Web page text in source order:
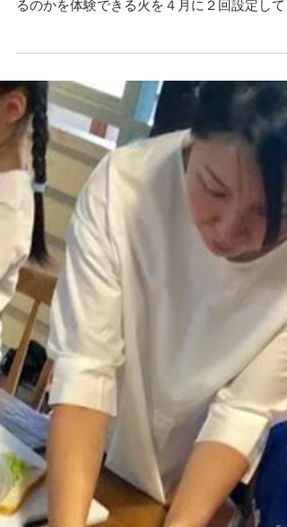
はぐくみスクールを体験してみませ
んか？
５月から始まるはぐくみスクール、その前に
ぐくみってどんなところでどんな授業をして
るのかを体験できる火を４月に２回設定して
ます。 先ずはぐくみスクールとは？ facebook
ページでは動画や１期２期の子供達の様子な
をアップしております。...